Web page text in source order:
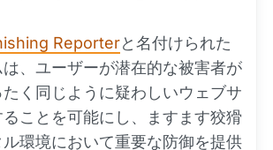
Reporterと名付けられた
、ユーザーが潜在的な被害者が
く同じように疑わしいウェブサ
ことを可能にし、ますます狡猾
環境において重要な防御を提供